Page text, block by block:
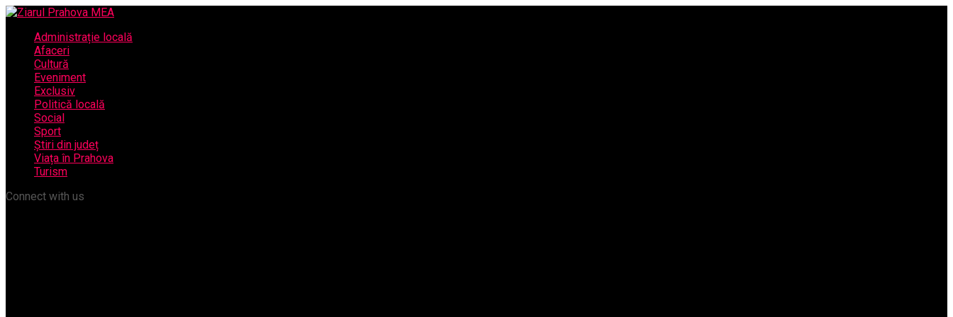
Administrație locală
Afaceri
Cultură
Eveniment
Exclusiv
Politică locală
Social
Sport
Știri din județ
Viața în Prahova
Turism
Connect with us